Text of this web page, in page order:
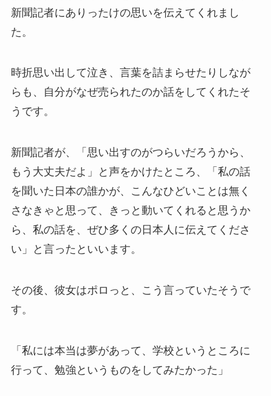
新聞記者にありったけの思いを伝えてくれまし
た。
時折思い出して泣き、言葉を詰まらせたりしなが
らも、自分がなぜ売られたのか話をしてくれたそ
うです。
新聞記者が、「思い出すのがつらいだろうから、
もう大丈夫だよ」と声をかけたところ、「私の話
を聞いた日本の誰かが、こんなひどいことは無く
さなきゃと思って、きっと動いてくれると思うか
ら、私の話を、ぜひ多くの日本人に伝えてくださ
い」と言ったといいます。
その後、彼女はポロっと、こう言っていたそうで
す。
「私には本当は夢があって、学校というところに
行って、勉強というものをしてみたかった」